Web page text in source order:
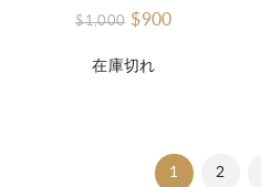
在庫切れ
$1,000 $900
1 2